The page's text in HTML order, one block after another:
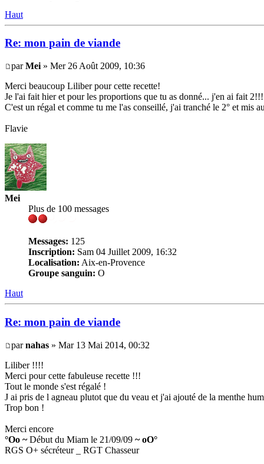
Haut
Re: mon pain de viande
parMei » Mer 26 Août 2009, 10:36
Merci beaucoup Liliber pour cette recette!
Je l'ai fait hier et pour les proportions que tu as donné... j'en ai fait 2!!!
C'est un régal et comme tu me l'as conseillé, j'ai tranché le 2° et mis
Flavie
Mei
Plus de 100 messages
Messages: 125
Inscription: Sam 04 Juillet 2009, 16:32
Localisation: Aix-en-Provence
Groupe sanguin: O
Haut
Re: mon pain de viande
parnahas » Mar 13 Mai 2014, 00:32
Liliber !!!!
Merci pour cette fabuleuse recette !!!
Tout le monde s'est régalé !
J ai pris de l agneau plutot que du veau et j'ai ajouté de la menthe
Trop bon !
Merci encore
°Oo ~Début du Miam le 21/09/09 ~ oO°
RGS O+ sécréteur _ RGT Chasseur